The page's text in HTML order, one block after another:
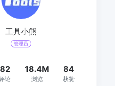
工具小熊
管理员
82
论
18.4M
浏览
84
获赞